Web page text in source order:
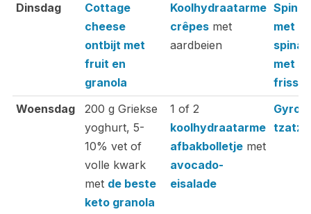
Dinsdag
Cottage
cheese
ontbijt met
fruit en
granola
Koolhydraatarme
crêpesmet
aardbeien
met
met
frisse
Woensdag
200 g Griekse
yoghurt, 5-
10% vet of
volle kwark
met de beste
keto granola
1 of 2
koolhydraatarme
afbakbolletjemet
avocado-
eisalade
Gyros